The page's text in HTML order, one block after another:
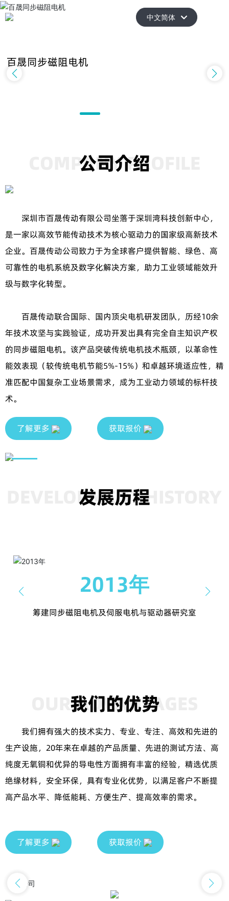
中文简体
晟同步磁阻电机
COMPANY PROFILE
公司介绍
深圳市百晟传动有限公司坐落于深圳湾科技创新中心，
是一家以高效节能传动技术为核心驱动力的国家级高新技术
企业。百晟传动公司致力于为全球客户提供智能、绿色、高
可靠性的电机系统及数字化解决方案，助力工业领域能效升
级与数字化转型。
百晟传动联合国际、国内顶尖电机研发团队，历经10余
年技术攻坚与实践验证，成功开发出具有完全自主知识产权
的同步磁阻电机。该产品突破传统电机技术瓶颈，以革命性
能效表现（较传统电机节能5%-15%）和卓越环境适应性，精
准匹配中国复杂工业场景需求，成为工业动力领域的标杆技
术。
了解更多 获取报价
电机生产车间
8 亿
DEVELOPMENT HISTORY
发展历程
2013年
筹建同步磁阻电机及伺服电机与驱动器研究室
OUR ADVANTAGES
我们的优势
我们拥有强大的技术实力、专业、专注、高效和先进的
生产设施，20年来在卓越的产品质量、先进的测试方法、高
纯度无氧铜和优异的导电性方面拥有丰富的经验，精选优质
绝缘材料，安全环保，具有专业化优势，以满足客户不断提
高产品水平、降低能耗、方便生产、提高效率的需求。
了解更多 获取报价